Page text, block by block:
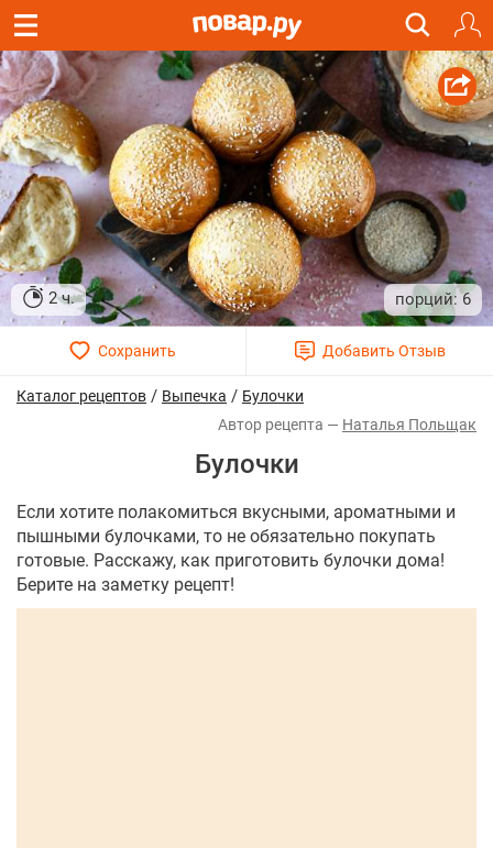
2 ч. 6
Каталог рецептов / Выпечка / Булочки
Наталья Польщак
Булочки
Если хотите полакомиться вкусными, ароматными и
пышными булочками, то не обязательно покупать
готовые. Расскажу, как приготовить булочки дома!
Берите на заметку рецепт!